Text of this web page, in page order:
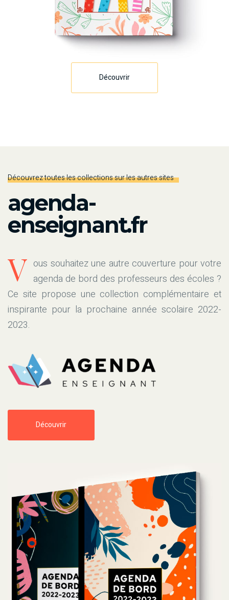
Découvrir
Découvrez toutes les collections sur les autres sites
agenda-
enseignant.fr
V ous souhaitez une autre couverture pour votre
agenda de bord des professeurs des écoles ?
Ce site propose une collection complémentaire et
inspirante pour la prochaine année scolaire 2022-
2023.
Découvrir